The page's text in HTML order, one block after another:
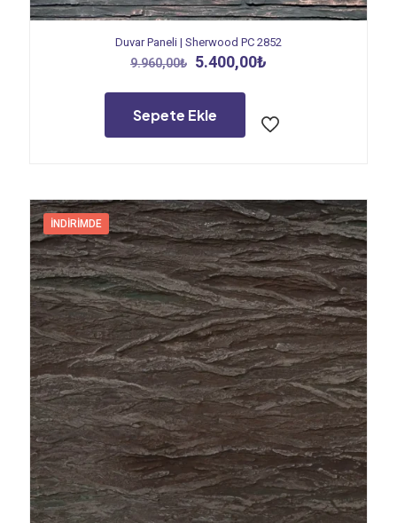
Duvar Paneli | Sherwood PC 2852
9.960,00₺ Orijinal
9.960,00₺.
5.400,00₺
Sepete Ekle
İNDIRIMDE